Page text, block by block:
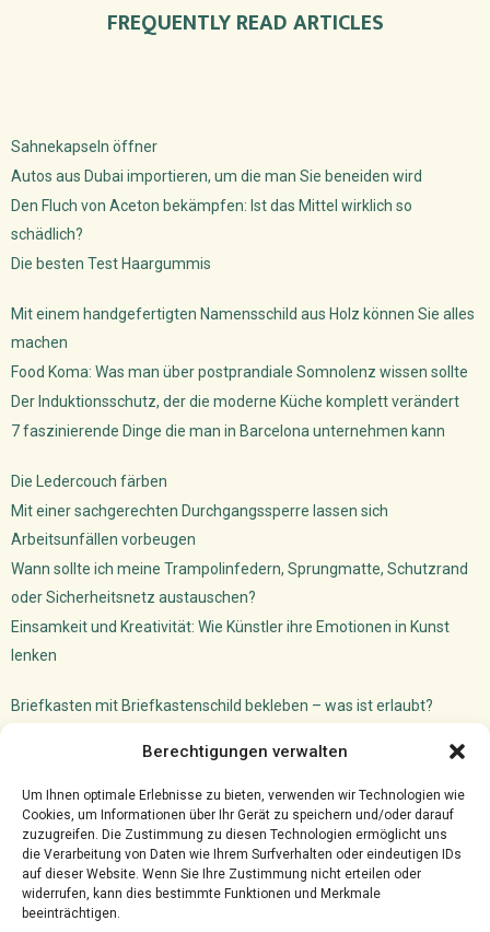
Berechtigungen verwalten
Um Ihnen optimale Erlebnisse zu bieten, verwenden wir Technologien wie
Cookies, um Informationen über Ihr Gerät zu speichern und/oder darauf
zuzugreifen. Die Zustimmung zu diesen Technologien ermöglicht uns
die Verarbeitung von Daten wie Ihrem Surfverhalten oder eindeutigen IDs
auf dieser Website. Wenn Sie Ihre Zustimmung nicht erteilen oder
widerrufen, kann dies bestimmte Funktionen und Merkmale
beeinträchtigen.
FREQUENTLY READ ARTICLES
Sahnekapseln öffner
Autos aus Dubai importieren, um die man Sie beneiden wird
Den Fluch von Aceton bekämpfen: Ist das Mittel wirklich so
schädlich?
Die besten Test Haargummis
Mit einem handgefertigten Namensschild aus Holz können Sie alles
machen
Food Koma: Was man über postprandiale Somnolenz wissen sollte
Der Induktionsschutz, der die moderne Küche komplett verändert
7 faszinierende Dinge die man in Barcelona unternehmen kann
Die Ledercouch färben
Mit einer sachgerechten Durchgangssperre lassen sich
Arbeitsunfällen vorbeugen
Wann sollte ich meine Trampolinfedern, Sprungmatte, Schutzrand
oder Sicherheitsnetz austauschen?
Einsamkeit und Kreativität: Wie Künstler ihre Emotionen in Kunst
lenken
Briefkasten mit Briefkastenschild bekleben – was ist erlaubt?
Ghostwriter für VWL: akademischer Schreibservice